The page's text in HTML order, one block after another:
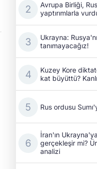
Avrupa Birliği,
yaptırımlarla
Ukrayna:
tanımayacağız!
Kuzey Kore
kat büyüttü?
Rus ordusu
İran'ın
gerçekleşir mi?
analizi